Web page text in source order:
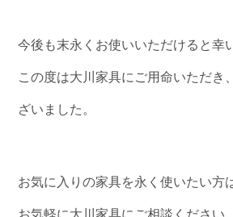
今後も末永くお使いいただけると幸
この度は大川家具にご用命いただき
ざいました。
お気に入りの家具を永く使いたい方